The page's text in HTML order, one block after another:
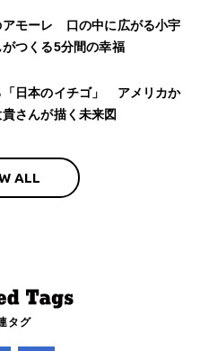
アモーレ 口の中に広がる小宇
つくる5分間の幸福
「日本のイチゴ」 アメリカか
さんが描く未来図
ALL
タグ